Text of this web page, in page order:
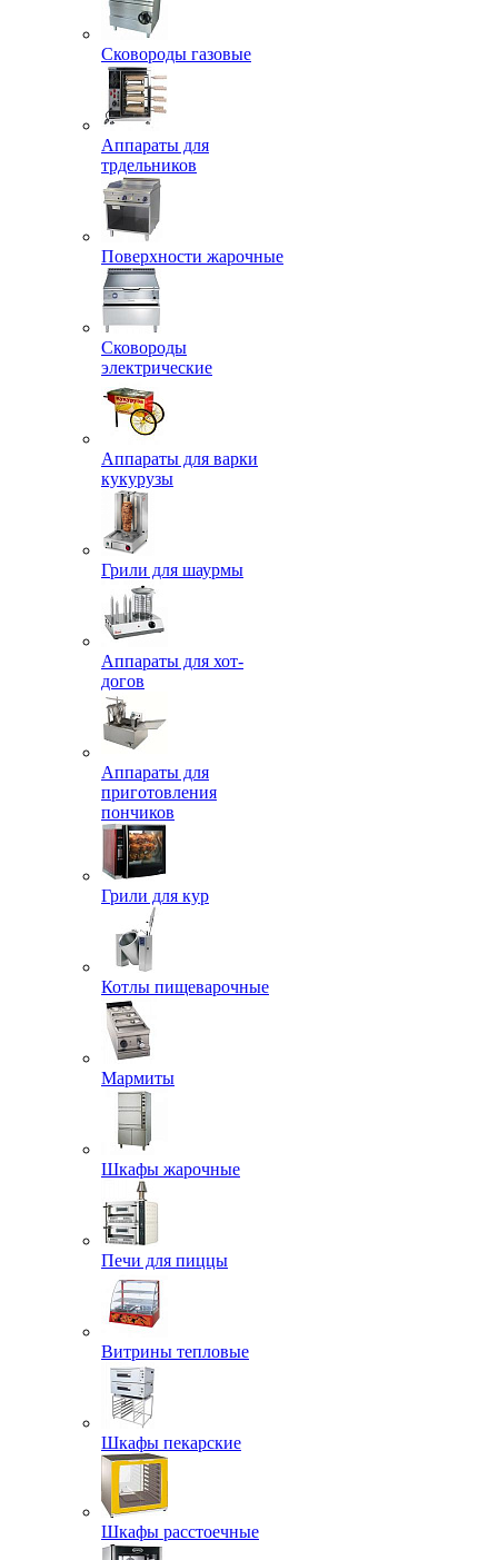
Сковороды газовые
Аппараты для
трдельников
Поверхности жарочные
Сковороды
электрические
Аппараты для варки
кукурузы
Грили для шаурмы
Аппараты для хот-
догов
Аппараты для
приготовления
пончиков
Грили для кур
Котлы пищеварочные
Мармиты
Шкафы жарочные
Печи для пиццы
Витрины тепловые
Шкафы пекарские
Шкафы расстоечные